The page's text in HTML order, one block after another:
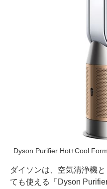
Dyson Purifier Hot+Cool
ダイソンは、空気清浄機
ても使える「Dyson